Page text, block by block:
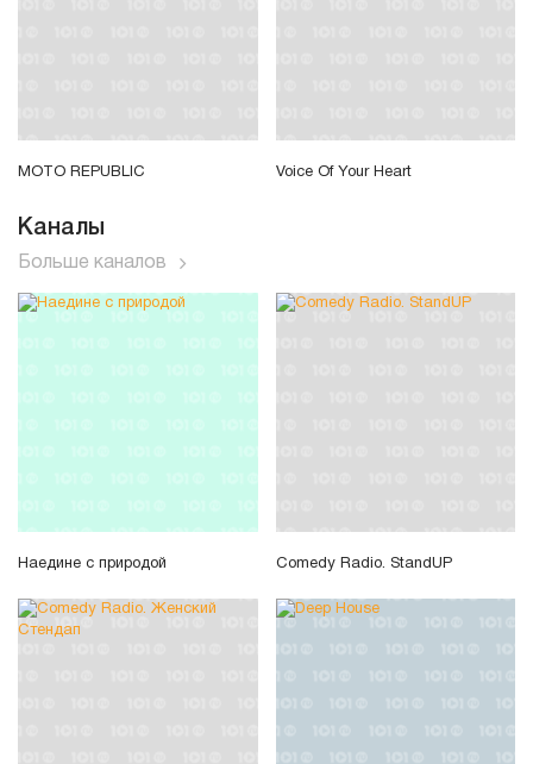
MOTO REPUBLIC Voice Of Your Heart
Каналы
Больше каналов
Наедине с природой Comedy Radio. StandUP